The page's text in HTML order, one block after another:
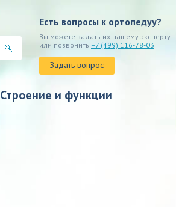
Есть вопросы к ортопедуу?
Вы можете задать их нашему эксперту
или позвонить +7 (499) 116-78-03
Задать вопрос
Строение и функции